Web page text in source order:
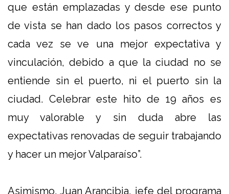
que están emplazadas y desde ese punto
de vista se han dado los pasos correctos y
cada vez se ve una mejor expectativa y
vinculación, debido a que la ciudad no se
entiende sin el puerto, ni el puerto sin la
ciudad. Celebrar este hito de 19 años es
muy valorable y sin duda abre las
expectativas renovadas de seguir trabajando
y hacer un mejor Valparaíso”.
Asimismo, Juan Arancibia, jefe del programa